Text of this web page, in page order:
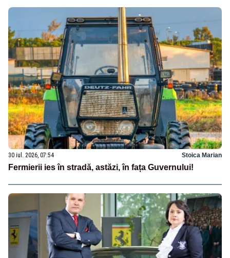
30 iul. 2026, 07:54 Stoica Marian
Fermierii ies în stradă, astăzi, în fața Guvernului!